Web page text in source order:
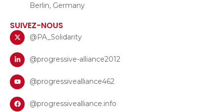
Berlin, Germany
SUIVEZ-NOUS
@PA_Solidarity
@progressive-alliance2012
@progressivealliance462
@progressivealliance.info